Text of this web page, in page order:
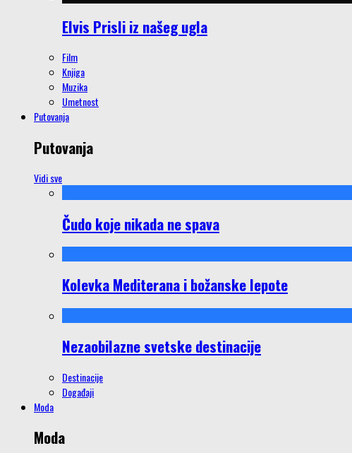
Elvis Prisli iz našeg ugla
Film
Knjiga
Muzika
Umetnost
Putovanja
Putovanja
Vidi sve
Čudo koje nikada ne spava
Kolevka Mediterana i božanske lepote
Nezaobilazne svetske destinacije
Destinacije
Događaji
Moda
Moda